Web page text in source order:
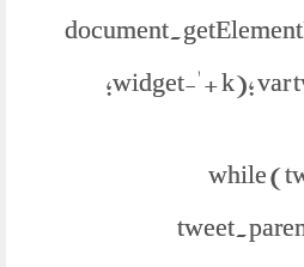
widget-' + k); var
while